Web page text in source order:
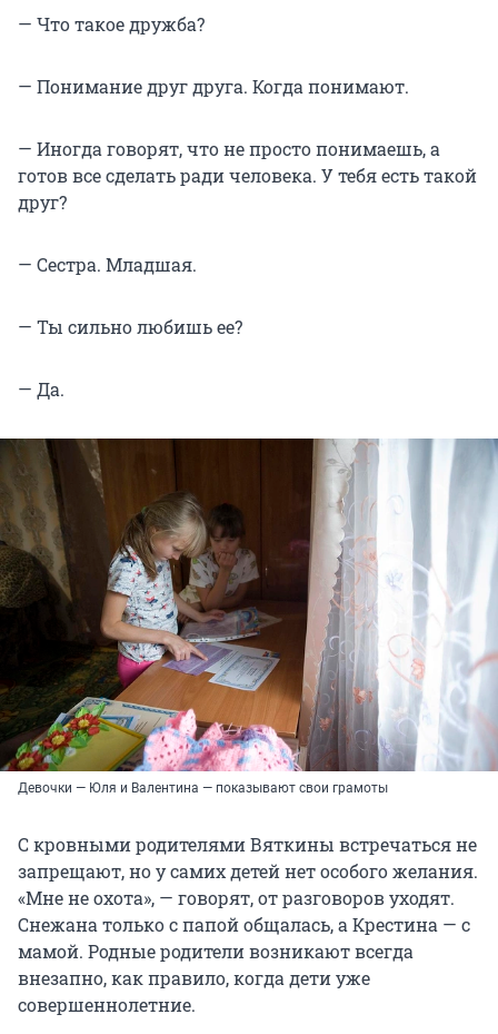
— Что такое дружба?
— Понимание друг друга. Когда понимают.
— Иногда говорят, что не просто понимаешь, а
готов все сделать ради человека. У тебя есть такой
друг?
— Сестра. Младшая.
— Ты сильно любишь ее?
— Да.
Девочки — Юля и Валентина — показывают свои грамоты
С кровными родителями Вяткины встречаться не
запрещают, но у самих детей нет особого желания.
«Мне не охота», — говорят, от разговоров уходят.
Снежана только с папой общалась, а Крестина — с
мамой. Родные родители возникают всегда
внезапно, как правило, когда дети уже
совершеннолетние.